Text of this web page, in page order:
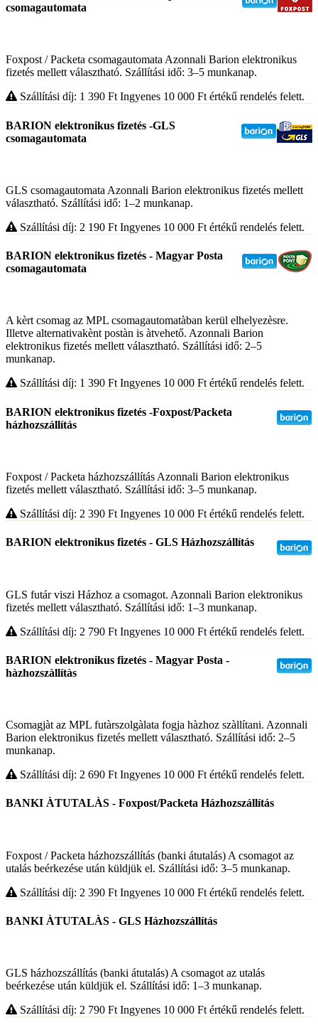
csomagautomata
Foxpost / Packeta csomagautomata Azonnali Barion elektronikus
fizetés mellett választható. Szállítási idő: 3–5 munkanap.
Szállítási díj: 1 390 Ft Ingyenes 10 000 Ftértékű rendelés felett.
BARION elektronikus fizetés -GLS
csomagautomata
GLS csomagautomata Azonnali Barion elektronikus fizetés mellett
választható. Szállítási idő: 1–2 munkanap.
Szállítási díj: 2 190 Ft Ingyenes 10 000 Ft értékű rendelés felett.
BARION elektronikus fizetés - Magyar Posta
csomagautomata
A kèrt csomag az MPL csomagautomatàban kerül elhelyezèsre.
Illetve alternativakènt postàn is àtvehető. Azonnali Barion
elektronikus fizetés mellett választható. Szállítási idő: 2–5
munkanap.
Szállítási díj: 1 390 Ft Ingyenes 10 000 Ftértékű rendelés felett.
BARION elektronikus fizetés -Foxpost/Packeta
házhozszállítás
Foxpost / Packeta házhozszállítás Azonnali Barion elektronikus
fizetés mellett választható. Szállítási idő: 3–5 munkanap.
Szállítási díj: 2 390 Ft Ingyenes 10 000 Ft értékű rendelés felett.
BARION elektronikus fizetés - GLS Házhozszállítás
GLS futár viszi Házhoz a csomagot. Azonnali Barion elektronikus
fizetés mellett választható. Szállítási idő: 1–3 munkanap.
Szállítási díj: 2 790 Ft Ingyenes 10 000 Ft értékű rendelés felett.
BARION elektronikus fizetés - Magyar Posta -
hàzhozszàllítàs
Csomagjàt az MPL futàrszolgàlata fogja hàzhoz szàllítani. Azonnali
Barion elektronikus fizetés mellett választható. Szállítási idő: 2–5
munkanap.
Szállítási díj: 2 690 Ft Ingyenes 10 000 Ft értékű rendelés felett.
BANKI ÀTUTALÀS - Foxpost/Packeta Házhozszállítás
Foxpost / Packeta házhozszállítás (banki átutalás) A csomagot az
utalás beérkezése után küldjük el. Szállítási idő: 3–5 munkanap.
Szállítási díj: 2 390 Ft Ingyenes 10 000 Ft értékű rendelés felett.
BANKI ÀTUTALÀS - GLS Házhozszállítás
GLS házhozszállítás (banki átutalás) A csomagot az utalás
beérkezése után küldjük el. Szállítási idő: 1–3 munkanap.
Szállítási díj: 2 790 Ft Ingyenes 10 000 Ft értékű rendelés felett.